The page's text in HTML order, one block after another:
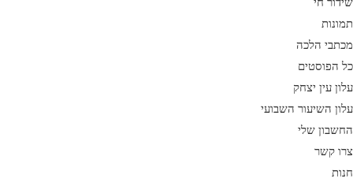
תמונות
מכתבי הלכה
כל הפוסטים
עלון עין יצחק
עלון השיעור השבועי
החשבון שלי
צרו קשר
חנות